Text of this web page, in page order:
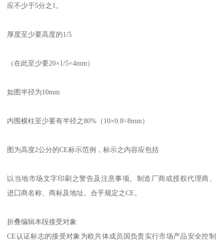
应不少于5分之1。
厚度至少要高度的1/5
（在此至少要20×1/5=4mm）
如图半径为10mm
内围横柱至少要有半径之80%（10×0.8=8mm）
图为高度2公分的CE标示范例，标示之内容应包括
以当地市场文字印刷之警告及注意事项。制造厂商或授权代理商、
进囗商名称、商标及地址。合乎规定之CE。
折叠编辑本段接受对象
CE认证标志的接受对象为欧共体成员国负责实行市场产品安全控制